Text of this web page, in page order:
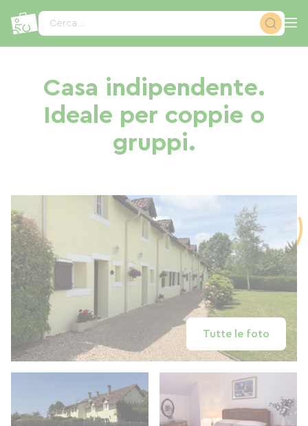
Cerca...
Casa indipendente.
Ideale per coppie o
gruppi.
Tutte le foto
Pannello di gestione dei cookies